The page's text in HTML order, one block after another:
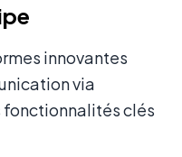
innovantes
via
clés